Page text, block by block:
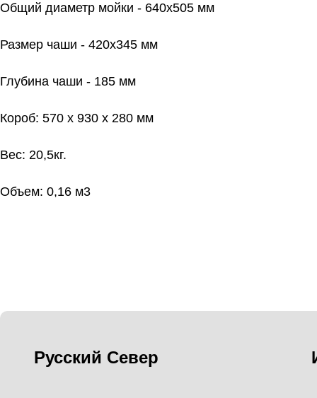
Общий диаметр мойки - 640x505 мм
Размер чаши - 420x345 мм
Глубина чаши - 185 мм
Короб: 570 х 930 х 280 мм
Вес: 20,5кг.
Объем: 0,16 м3
Русский Север